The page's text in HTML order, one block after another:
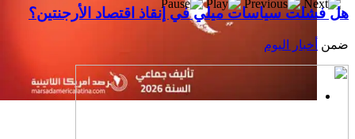
هل فشلت سياسات ميلي في إنقاذ اقتصاد الأرجنتين؟
ضمن أخبار اليوم